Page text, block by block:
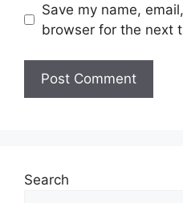
Save my name,
browser for the next
Search